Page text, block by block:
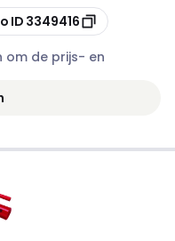
ID 3349416
om de prijs- en